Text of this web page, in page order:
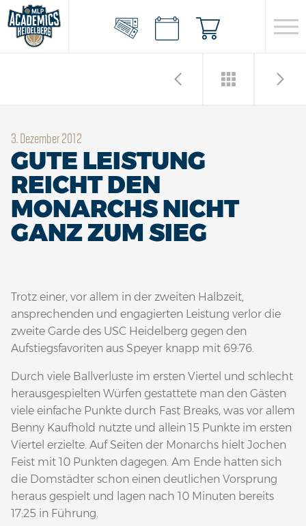
3. Dezember 2012
GUTE LEISTUNG
REICHT DEN
MONARCHS NICHT
GANZ ZUM SIEG
Trotz einer, vor allem in der zweiten Halbzeit,
ansprechenden und engagierten Leistung verlor die
zweite Garde des USC Heidelberg gegen den
Aufstiegsfavoriten aus Speyer knapp mit 69:76.
Durch viele Ballverluste im ersten Viertel und schlecht
herausgespielten Würfen gestattete man den Gästen
viele einfache Punkte durch Fast Breaks, was vor allem
Benny Kaufhold nutzte und allein 15 Punkte im ersten
Viertel erzielte. Auf Seiten der Monarchs hielt Jochen
Feist mit 10 Punkten dagegen. Am Ende hatten sich
die Domstädter schon einen deutlichen Vorsprung
heraus gespielt und lagen nach 10 Minuten bereits
17:25 in Führung.